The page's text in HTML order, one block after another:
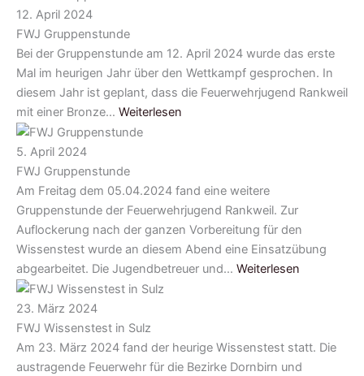
12. April 2024
FWJ Gruppenstunde
Bei der Gruppenstunde am 12. April 2024 wurde das erste
Mal im heurigen Jahr über den Wettkampf gesprochen. In
diesem Jahr ist geplant, dass die Feuerwehrjugend Rankweil
mit einer Bronze… Weiterlesen
5. April 2024
FWJ Gruppenstunde
Am Freitag dem 05.04.2024 fand eine weitere
Gruppenstunde der Feuerwehrjugend Rankweil. Zur
Auflockerung nach der ganzen Vorbereitung für den
Wissenstest wurde an diesem Abend eine Einsatzübung
abgearbeitet. Die Jugendbetreuer und… Weiterlesen
23. März 2024
FWJ Wissenstest in Sulz
Am 23. März 2024 fand der heurige Wissenstest statt. Die
austragende Feuerwehr für die Bezirke Dornbirn und